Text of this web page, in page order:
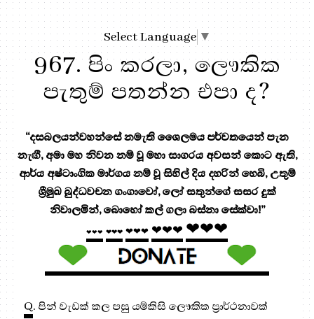
Select Language ▼
967. පිං කරලා, ලෞකික
පැතුම් පතන්න එපා ද?
“දසබලයන්වහන්සේ නමැති ශෛලමය පර්වතයෙන් පැන
නැඟී, අමා මහ නිවන නම් වූ මහා සාගරය අවසන් කොට ඇති,
ආර්ය අෂ්ටාංගික මාර්ගය නම් වූ සිහිල් දිය දහරින් හෙබි, උතුම්
ශ්‍රීමුඛ බුද්ධවචන ගංගාවෝ, ලෝ සතුන්ගේ සසර දුක්
නිවාලමින්, බොහෝ කල් ගලා බස්නා සේක්වා!”
❤❤❤ ❤❤❤ ❤❤❤ ❤❤❤ ❤❤❤
Q. පින් වැඩක් කල පසු යම්කිසි ලෞකික ප්‍රාර්ථනාවක්